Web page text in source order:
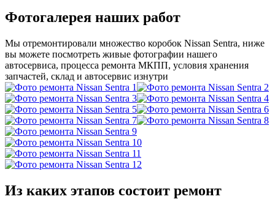
Фотогалерея наших работ
Мы отремонтировали множество коробок Nissan Sentra, ниже
вы можете посмотреть живые фотографии нашего
автосервиса, процесса ремонта МКПП, условия хранения
запчастей, склад и автосервис изнутри
Из каких этапов состоит ремонт